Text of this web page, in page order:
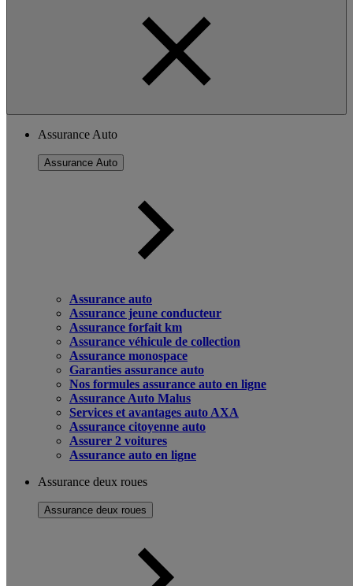
Assurance Auto
Assurance Auto
Assurance auto
Assurance jeune conducteur
Assurance forfait km
Assurance véhicule de collection
Assurance monospace
Garanties assurance auto
Nos formules assurance auto en ligne
Assurance Auto Malus
Services et avantages auto AXA
Assurance citoyenne auto
Assurer 2 voitures
Assurance auto en ligne
Assurance deux roues
Assurance deux roues